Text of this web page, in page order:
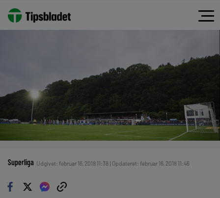
Superliga Udgivet: februar 16, 2018 11:38 | Opdateret: februar 16, 2018 11:46